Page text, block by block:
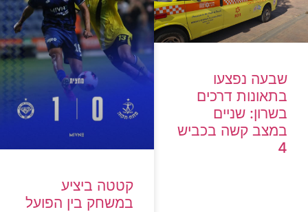
שבעה נפצעו
בתאונות דרכים
בשרון: שניים
במצב קשה בכביש
4
קטטה ביציע
במשחק בין הפועל